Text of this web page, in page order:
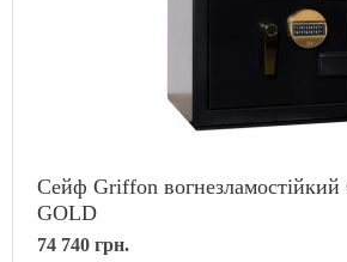
Сейф Griffon
GOLD
74 740 грн.